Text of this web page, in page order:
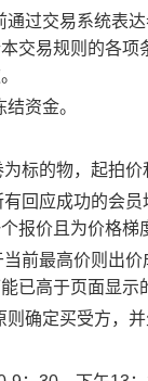
过交易系统表
交易规则的各
资金。
标的物，起拍
回应成功的会
报价且为价格
前最高价则出
已高于页面显示
确定买受方，